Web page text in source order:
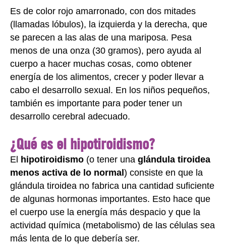
Es de color rojo amarronado, con dos mitades
(llamadas lóbulos), la izquierda y la derecha, que
se parecen a las alas de una mariposa. Pesa
menos de una onza (30 gramos), pero ayuda al
cuerpo a hacer muchas cosas, como obtener
energía de los alimentos, crecer y poder llevar a
cabo el desarrollo sexual. En los niños pequeños,
también es importante para poder tener un
desarrollo cerebral adecuado.
¿Qué es el hipotiroidismo?
El hipotiroidismo (o tener una glándula tiroidea
menos activa de lo normal ) consiste en que la
glándula tiroidea no fabrica una cantidad suficiente
de algunas hormonas importantes. Esto hace que
el cuerpo use la energía más despacio y que la
actividad química (metabolismo) de las células sea
más lenta de lo que debería ser.